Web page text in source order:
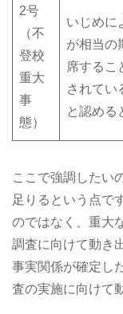
2号
（不
登校
重大
事
態）
いじめに
が相当の
席するこ
されてい
と認める
ここで強調したい
足りるという点で
のではなく、重大
調査に向けて動き
事実関係が確定し
査の実施に向けて